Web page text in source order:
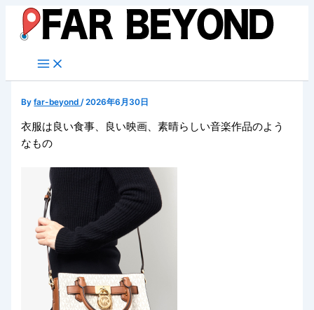
キ
Byfar-beyond/2026年6月30日
衣服は良い食事、良い映画、素晴らしい音楽作品のよう
なもの